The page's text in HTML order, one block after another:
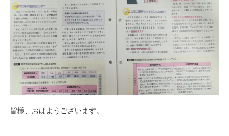
皆様、おはようございます。